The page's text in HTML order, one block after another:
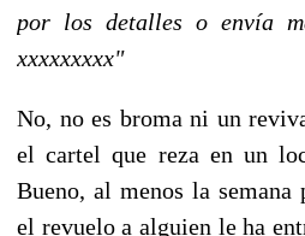
por los detalles o envía
xxxxxxxxx"
No, no es broma ni un
el cartel que reza en un
Bueno, al menos la semana
el revuelo a alguien le ha